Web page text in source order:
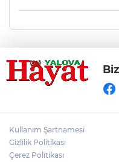
Kullanım Şartnamesi
Gizlilik Politikası
Çerez Politikası